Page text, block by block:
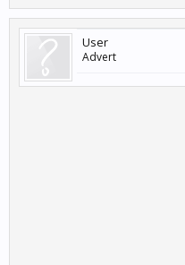
User
Advert